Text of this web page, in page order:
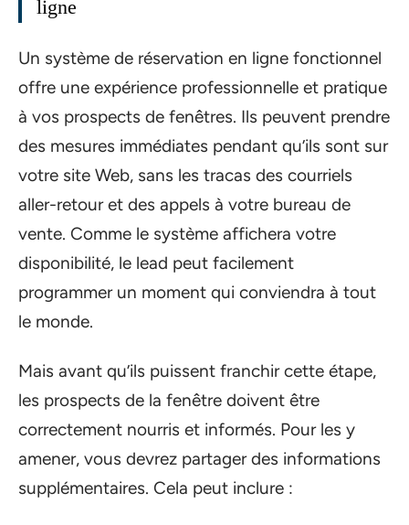
ligne
Un système de réservation en ligne fonctionnel
offre une expérience professionnelle et pratique
à vos prospects de fenêtres. Ils peuvent prendre
des mesures immédiates pendant qu’ils sont sur
votre site Web, sans les tracas des courriels
aller-retour et des appels à votre bureau de
vente. Comme le système affichera votre
disponibilité, le lead peut facilement
programmer un moment qui conviendra à tout
le monde.
Mais avant qu’ils puissent franchir cette étape,
les prospects de la fenêtre doivent être
correctement nourris et informés. Pour les y
amener, vous devrez partager des informations
supplémentaires. Cela peut inclure :